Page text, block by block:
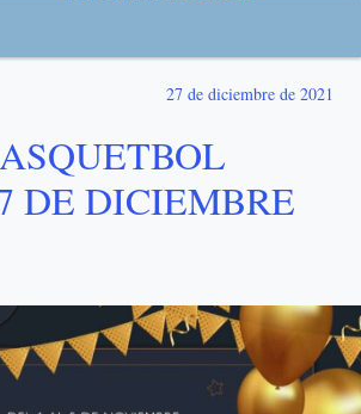
27 de diciembre de 2021
DE DICIEMBRE